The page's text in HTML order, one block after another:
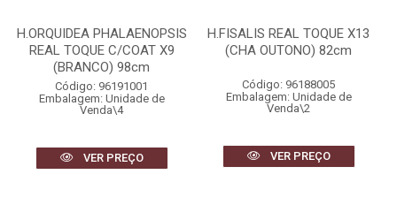
H.ORQUIDEA PHALAENOPSIS
REAL TOQUE C/COAT X9
(BRANCO) 98cm
Código: 96191001
Embalagem: Unidade de
Venda\4
VER PREÇO
H.FISALIS REAL TOQUE X13
(CHA OUTONO) 82cm
Código: 96188005
Embalagem: Unidade de
Venda\2
VER PREÇO